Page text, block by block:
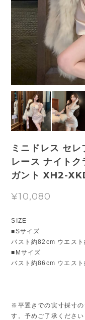
ミニドレス セ
レース ナイト
ガント XH2-
¥10,080
SIZE
■Sサイズ
バスト約82cm ウエス
■Mサイズ
バスト約86cm ウエス
※平置きでの実寸採寸の
す。予めご了承ください